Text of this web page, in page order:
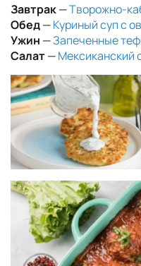
Завтрак—Творожно-
Обед—Куриный суп с
Ужин —Запеченные
Салат—Мексиканский